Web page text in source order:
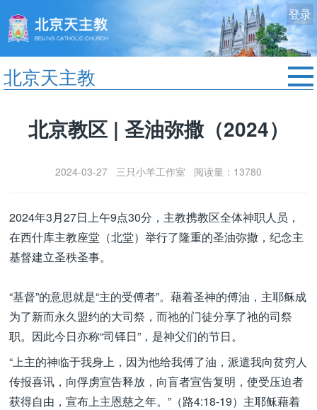
登录
北京天主教
教区动态
认识天主
服务中心
政策法规
北京教区 | 圣油弥撒（2024）
2024-03-27 三只小羊工作室 阅读量：13780
2024年3月27日上午9点30分，主教携教区全体神职人员，
在西什库主教座堂（北堂）举行了隆重的圣油弥撒，纪念主
基督建立圣秩圣事。
“基督”的意思就是“主的受傅者”。藉着圣神的傅油，主耶稣成
为了新而永久盟约的大司祭，而祂的门徒分享了祂的司祭
职。因此今日亦称“司铎日”，是神父们的节日。
“上主的神临于我身上，因为他给我傅了油，派遣我向贫穷人
传报喜讯，向俘虏宣告释放，向盲者宣告复明，使受压迫者
获得自由，宣布上主恩慈之年。”（路4:18-19）主耶稣藉着